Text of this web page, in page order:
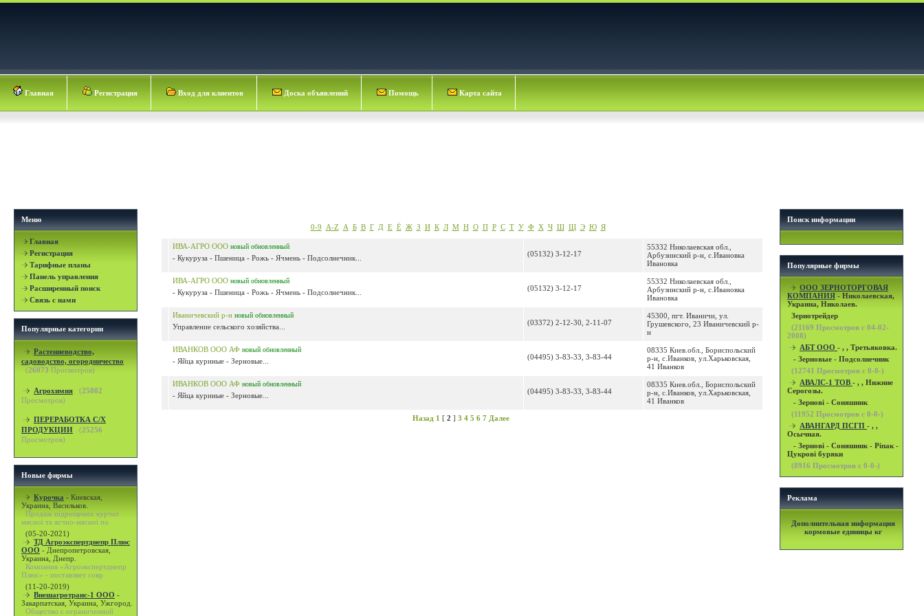
Главная Регистрация Вход для клиентов Доска объявлений Помощь Карта сайта
Меню
Главная
Регистрация
Тарифные планы
Панель управления
Расширенный поиск
Связь с нами
Популярные категории
Растениеводство,
садоводство, огородничество
(26073 Просмотров)
Агрохимия (25802
Просмотров)
ПЕРЕРАБОТКА С/Х
ПРОДУКЦИИ
(25256
Просмотров)
Новые фирмы
Курочка - Киевская,
Украина, Васильков.
Продаж підрощених курчат
мясної та яєчно-мясної по
(05-20-2021)
ТД Агроэкспертднепр Плюс
ООО - Днепропетровская,
Украина, Днепр.
Компания «Агроэкспертднепр
Плюс» - поставляет совр
(11-20-2019)
Внешагротранс-1 ООО -
Закарпатская, Украина, Ужгород.
Общество с ограниченной
0-9 A-Z А Б В Г Д Е Ё Ж З И К Л М Н О П Р С Т У Ф Х Ч Ш Щ Э Ю Я
ИВА-АГРО ООО новый обновленный
- Кукуруза - Пшеница - Рожь - Ячмень - Подсолнечник... (05132) 3-12-17
55332 Николаевская обл.,
Арбузинский р-н, с.Ивановка
Ивановка
ИВА-АГРО ООО новый обновленный
- Кукуруза - Пшеница - Рожь - Ячмень - Подсолнечник... (05132) 3-12-17
55332 Николаевская обл.,
Арбузинский р-н, с.Ивановка
Ивановка
Иваничевский р-н новый обновленный
Управление сельского хозяйства... (03372) 2-12-30, 2-11-07
45300, пгт. Иваничи, ул.
Грушевского, 23 Иваничевский р-
н
ИВАНКОВ ООО АФ новый обновленный
- Яйца куриные - Зерновые... (04495) 3-83-33, 3-83-44
08335 Киев.обл., Бориспольский
р-н, с.Иванков, ул.Харьковская,
41 Иванков
ИВАНКОВ ООО АФ новый обновленный
- Яйца куриные - Зерновые... (04495) 3-83-33, 3-83-44
08335 Киев.обл., Бориспольский
р-н, с.Иванков, ул.Харьковская,
41 Иванков
Назад 1 [ 2 ] 3 4 5 6 7 Далее
Поиск информации
Популярные фирмы
OOO ЗЕРНОТОРГОВАЯ
КОМПАНИЯ - Николаевская,
Украина, Николаев.
Зернотрейдер
(21169 Просмотров с 04-02-
2008)
АБТ ООО - , , Третьяковка.
- Зерновые - Подсолнечник
(12741 Просмотров с 0-0-)
АВАЛС-1 ТОВ - , , Нижние
Серогозы.
- Зернові - Соняшник
(11952 Просмотров с 0-0-)
АВАНГАРД ПСГП - , ,
Осычная.
- Зернові - Соняшник - Ріпак -
Цукрові буряки
(8916 Просмотров с 0-0-)
Реклама
Дополнительная информация
кормовые единицы кг